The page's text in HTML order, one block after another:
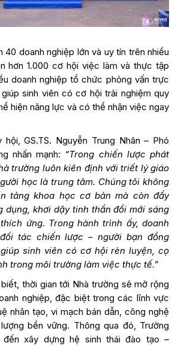
40 doanh nghiệp lớn và uy tín trên nhiều
hơn 1.000 cơ hội việc làm và thực tập
doanh nghiệp tổ chức phỏng vấn trực
sinh viên có cơ hội trải nghiệm quy
hiện năng lực và có thể nhận việc ngay
hội, GS.TS. Nguyễn Trung Nhân – Phó
nhấn mạnh: “Trong chiến lược phát
trường luôn kiên định với triết lý giáo
học là trung tâm. Chúng tôi không
tảng khoa học cơ bản mà còn đẩy
dụng, khơi dậy tinh thần đổi mới sáng
ứng. Trong hành trình ấy, doanh
tác chiến lược – người bạn đồng
sinh viên có cơ hội rèn luyện, cọ
trong môi trường làm việc thực tế.”
thời gian tới Nhà trường sẽ mở rộng
nghiệp, đặc biệt trong các lĩnh vực
nhân tạo, vi mạch bán dẫn, công nghệ
bền vững. Thông qua đó, Trường
đến xây dựng hệ sinh thái đào tạo –